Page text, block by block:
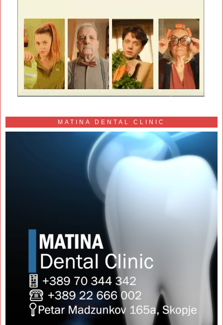
MATINA DENTAL CLINIC